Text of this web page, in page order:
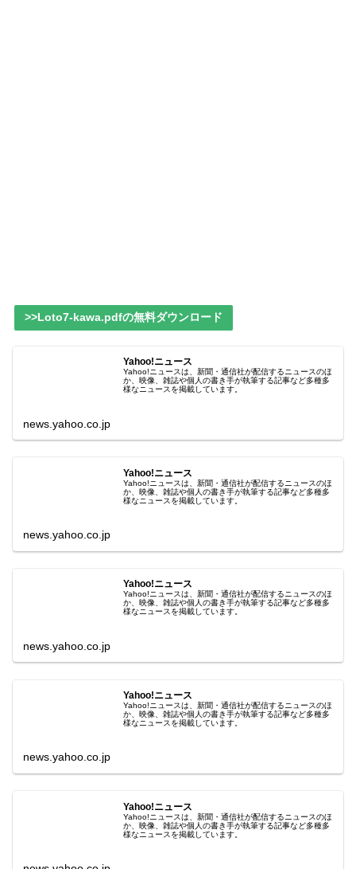
>>Loto7-kawa.pdfの無料ダウンロード
Yahoo!ニュース
Yahoo!ニュースは、新聞・通信社が配信するニュースのほ
か、映像、雑誌や個人の書き手が執筆する記事など多種多
様なニュースを掲載しています。
news.yahoo.co.jp
Yahoo!ニュース
Yahoo!ニュースは、新聞・通信社が配信するニュースのほ
か、映像、雑誌や個人の書き手が執筆する記事など多種多
様なニュースを掲載しています。
news.yahoo.co.jp
Yahoo!ニュース
Yahoo!ニュースは、新聞・通信社が配信するニュースのほ
か、映像、雑誌や個人の書き手が執筆する記事など多種多
様なニュースを掲載しています。
news.yahoo.co.jp
Yahoo!ニュース
Yahoo!ニュースは、新聞・通信社が配信するニュースのほ
か、映像、雑誌や個人の書き手が執筆する記事など多種多
様なニュースを掲載しています。
news.yahoo.co.jp
Yahoo!ニュース
Yahoo!ニュースは、新聞・通信社が配信するニュースのほ
か、映像、雑誌や個人の書き手が執筆する記事など多種多
様なニュースを掲載しています。